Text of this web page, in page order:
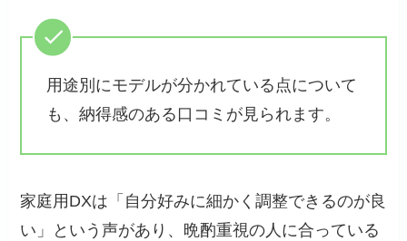
用途別にモデルが分かれている点について
も、納得感のある口コミが見られます。
家庭用DXは「自分好みに細かく調整できるのが良
い」という声があり、晩酌重視の人に合っている